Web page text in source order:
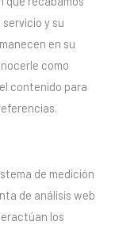
y su
en su
como
contenido para
de medición
de análisis web
los